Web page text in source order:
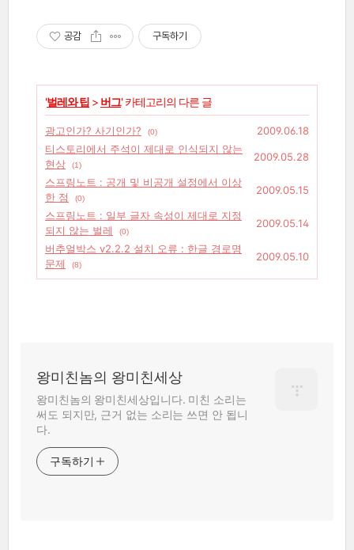
공감 구독하기
'벌레와 팁 > 버그' 카테고리의 다른 글
광고인가? 사기인가? (0)
2009.06.18
티스토리에서 주석이 제대로 인식되지 않는
현상
(1)
2009.05.28
스프링노트 : 공개 및 비공개 설정에서 이상
한 점
(0)
2009.05.15
스프링노트 : 일부 글자 속성이 제대로 지정
되지 않는 벌레
(0)
2009.05.14
버추얼박스 v2.2.2 설치 오류 : 한글 경로명
문제
(8)
2009.05.10
왕미친놈의 왕미친세상
왕미친놈의 왕미친세상입니다. 미친 소리는
써도 되지만, 근거 없는 소리는 쓰면 안 됩니
다.
구독하기